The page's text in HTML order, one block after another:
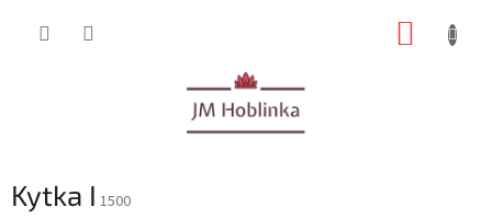
Kytka I 1500